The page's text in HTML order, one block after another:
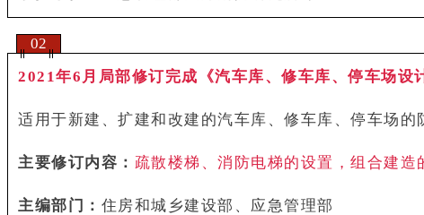
02
2021年6月局部修订完成《汽车库、修车库、停车场设
适用于新建、扩建和改建的汽车库、修车库、停车场的
主要修订内容： 疏散楼梯、消防电梯的设置，组合建造
主编部门： 住房和城乡建设部、应急管理部